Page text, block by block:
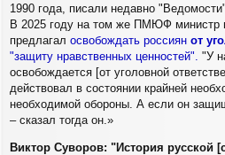
1990 года, писали недавно "Ведомости".
В 2025 году на том же ПМЮФ министр
предлагал освобождать россиян от
"защиту нравственных ценностей". "У
освобождается [от уголовной
действовал в состоянии крайней
необходимой обороны. А если он
– сказал тогда он.»
Виктор Суворов: "История русской